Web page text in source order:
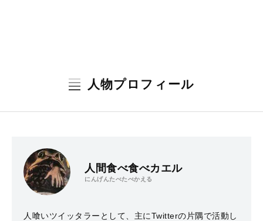
人物プロフィール
人間食べ食べカエル
にんげんたべたべかえる
人喰いツイッタラーとして、主にTwitterの片隅で活動し